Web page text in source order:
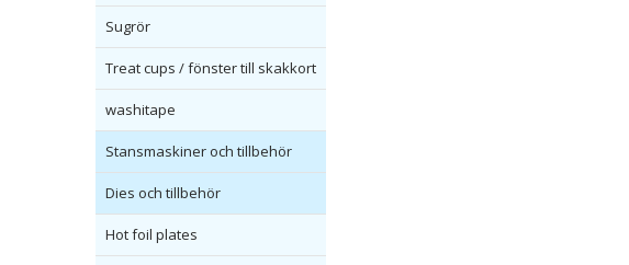
Sugrör
Treat cups / fönster till skakkort
washitape
Stansmaskiner och tillbehör
Dies och tillbehör
Hot foil plates